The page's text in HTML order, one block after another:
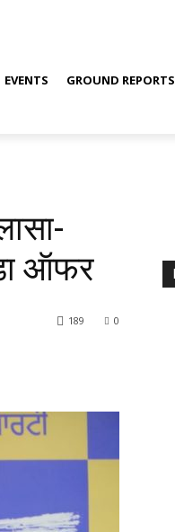
EVENTS GROUND REPORTS
ऑफर
0
189